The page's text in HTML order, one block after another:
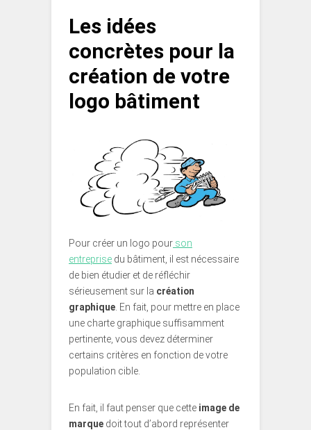
Les idées
concrètes pour la
création de votre
logo bâtiment
Pour créer un logo pour son
entreprise du bâtiment, il est nécessaire
de bien étudier et de réfléchir
sérieusement sur la création
graphique . En fait, pour mettre en place
une charte graphique suffisamment
pertinente, vous devez déterminer
certains critères en fonction de votre
population cible.
En fait, il faut penser que cette image de
marque doit tout d’abord représenter